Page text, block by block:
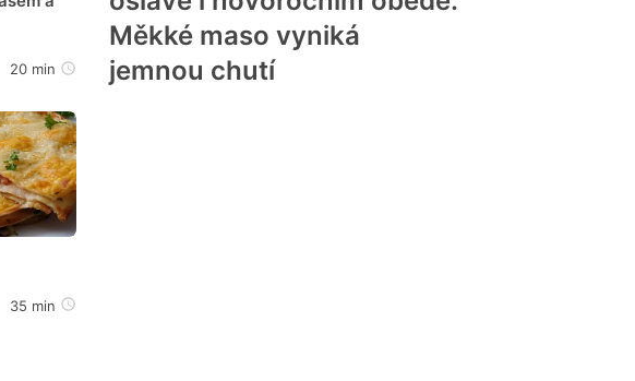
ještě nebyl hodnocen
20 min
nebyl hodnocen
35 min
Měkké maso vyniká
jemnou chutí